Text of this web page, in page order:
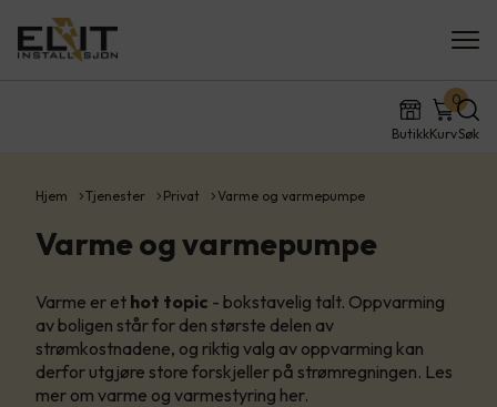
ButikkKurv
0
Søk
Hjem Tjenester Privat Varme og varmepumpe
Varme og varmepumpe
Varme er et hot topic - bokstavelig talt. Oppvarming
av boligen står for den største delen av
strømkostnadene, og riktig valg av oppvarming kan
derfor utgjøre store forskjeller på strømregningen. Les
mer om varme og varmestyring her.